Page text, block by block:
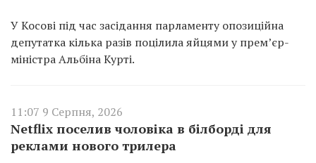
У Косові під час засідання парламенту опозиційна
депутатка кілька разів поцілила яйцями у прем’єр-
міністра Альбіна Курті.
11:07 9 Серпня, 2026
Netflix поселив чоловіка в білборді для
реклами нового трилера